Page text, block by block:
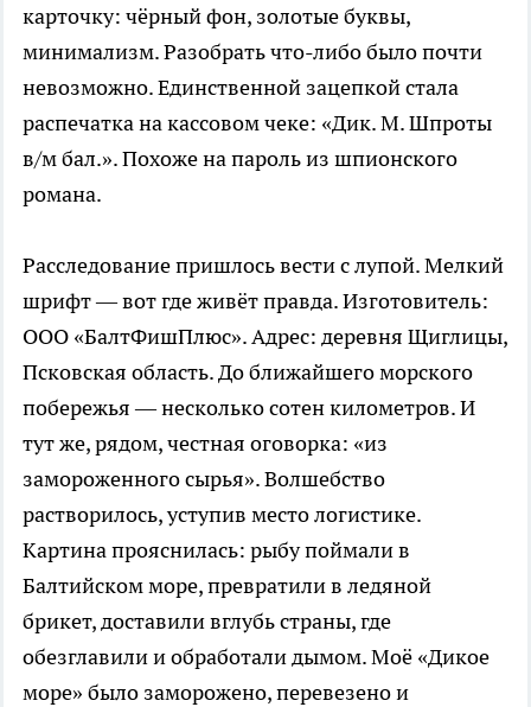
карточку: чёрный фон, золотые буквы,
минимализм. Разобрать что-либо было почти
невозможно. Единственной зацепкой стала
распечатка на кассовом чеке: «Дик. М. Шпроты
в/м бал.». Похоже на пароль из шпионского
романа.
Расследование пришлось вести с лупой. Мелкий
шрифт — вот где живёт правда. Изготовитель:
ООО «БалтФишПлюс». Адрес: деревня Щиглицы,
Псковская область. До ближайшего морского
побережья — несколько сотен километров. И
тут же, рядом, честная оговорка: «из
замороженного сырья». Волшебство
растворилось, уступив место логистике.
Картина прояснилась: рыбу поймали в
Балтийском море, превратили в ледяной
брикет, доставили вглубь страны, где
обезглавили и обработали дымом. Моё «Дикое
море» было заморожено, перевезено и